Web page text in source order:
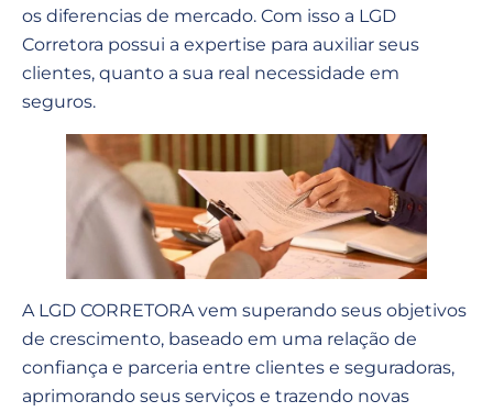
os diferencias de mercado. Com isso a LGD
Corretora possui a expertise para auxiliar seus
clientes, quanto a sua real necessidade em
seguros.
A LGD CORRETORA vem superando seus objetivos
de crescimento, baseado em uma relação de
confiança e parceria entre clientes e seguradoras,
aprimorando seus serviços e trazendo novas